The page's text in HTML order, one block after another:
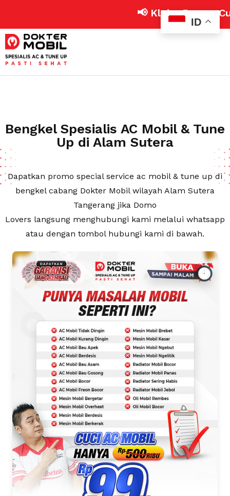
📢 Klaim Promo Cuci AC
Bengkel Spesialis AC Mobil & Tune
Up di Alam Sutera
Dapatkan promo special service ac mobil & tune up di
bengkel cabang Dokter Mobil wilayah Alam Sutera
Tangerang jika Domo
Lovers langsung menghubungi kami melalui whatsapp
atau dengan tombol hubungi kami di bawah.
ID